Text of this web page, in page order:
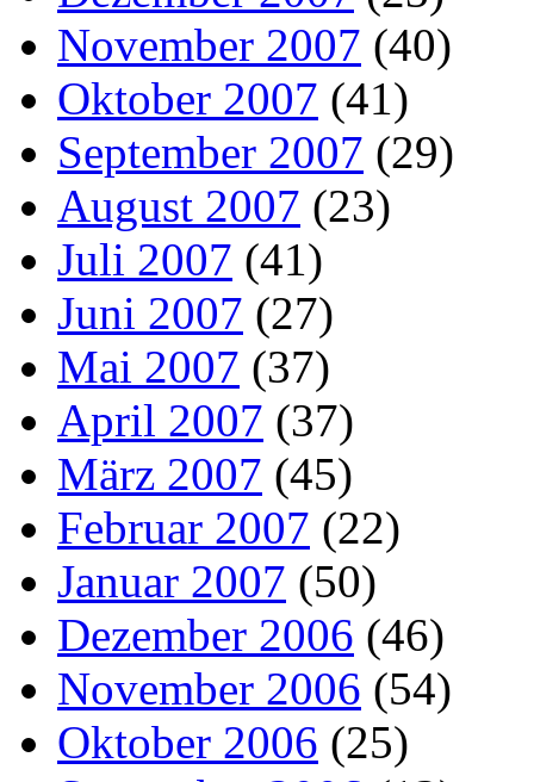
November 2007 (40)
Oktober 2007 (41)
September 2007 (29)
August 2007 (23)
Juli 2007 (41)
Juni 2007 (27)
Mai 2007 (37)
April 2007 (37)
März 2007 (45)
Februar 2007 (22)
Januar 2007 (50)
Dezember 2006 (46)
November 2006 (54)
Oktober 2006 (25)